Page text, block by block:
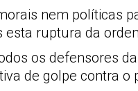
nem políticas
ruptura da
os defensores
de golpe contra o